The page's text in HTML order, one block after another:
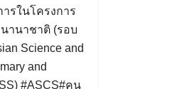
รในโครงการ
านาชาติ (รอบ
Science and
and
#ASCS#คน